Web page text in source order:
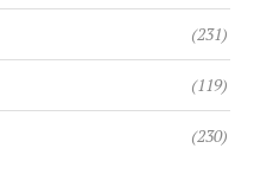
(231)
(119)
(230)